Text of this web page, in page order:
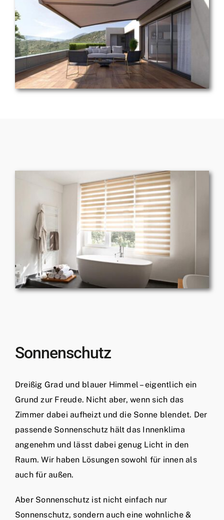
Sonnenschutz
Dreißig Grad und blauer Himmel – eigentlich ein
Grund zur Freude. Nicht aber, wenn sich das
Zimmer dabei aufheizt und die Sonne blendet. Der
passende Sonnenschutz hält das Innenklima
angenehm und lässt dabei genug Licht in den
Raum. Wir haben Lösungen sowohl für innen als
auch für außen.
Aber Sonnenschutz ist nicht einfach nur
Sonnenschutz, sondern auch eine wohnliche &